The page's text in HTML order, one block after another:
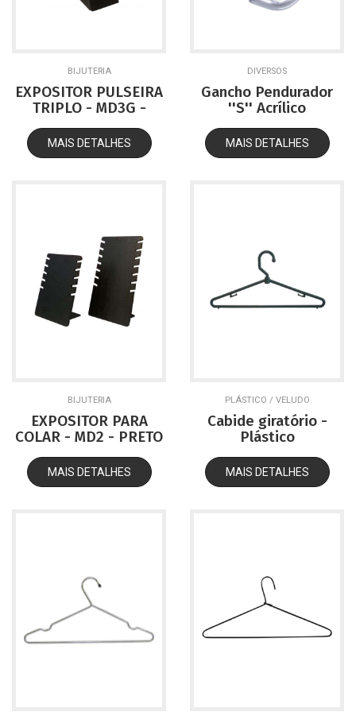
BIJUTERIA
EXPOSITOR PULSEIRA
TRIPLO - MD3G -
PRETO
MAIS DETALHES
DIVERSOS
Gancho Pendurador
''S'' Acrílico
Transparente
MAIS DETALHES
BIJUTERIA
EXPOSITOR PARA
COLAR - MD2 - PRETO
MAIS DETALHES
PLÁSTICO / VELUDO
Cabide giratório -
Plástico
MAIS DETALHES